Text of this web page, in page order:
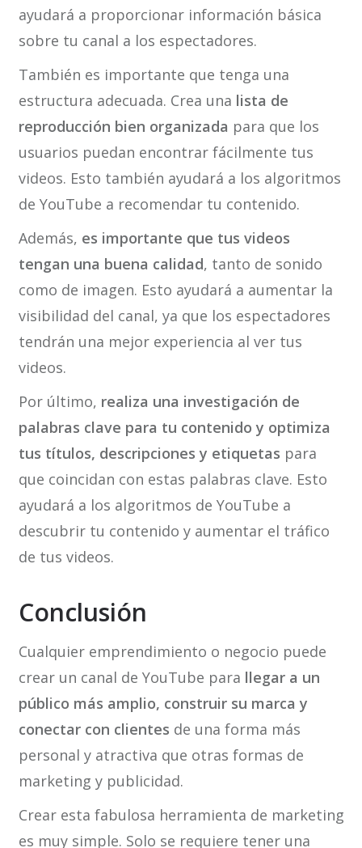
ayudará a proporcionar información básica
sobre tu canal a los espectadores.
También es importante que tenga una
estructura adecuada. Crea una lista de
reproducción bien organizada para que los
usuarios puedan encontrar fácilmente tus
videos. Esto también ayudará a los algoritmos
de YouTube a recomendar tu contenido.
Además, es importante que tus videos
tengan una buena calidad, tanto de sonido
como de imagen. Esto ayudará a aumentar la
visibilidad del canal, ya que los espectadores
tendrán una mejor experiencia al ver tus
videos.
Por último, realiza una investigación de
palabras clave para tu contenido y optimiza
tus títulos, descripciones y etiquetas para
que coincidan con estas palabras clave. Esto
ayudará a los algoritmos de YouTube a
descubrir tu contenido y aumentar el tráfico
de tus videos.
Conclusión
Cualquier emprendimiento o negocio puede
crear un canal de YouTube para llegar a un
público más amplio, construir su marca y
conectar con clientes de una forma más
personal y atractiva que otras formas de
marketing y publicidad.
Crear esta fabulosa herramienta de marketing
es muy simple. Solo se requiere tener una